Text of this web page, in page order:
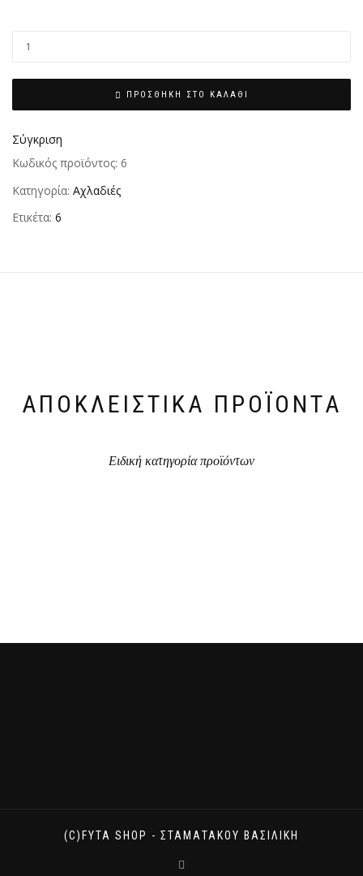
ΠΡΟΣΘΉΚΗ ΣΤΟ ΚΑΛΆΘΙ
Σύγκριση
Κωδικός προϊόντος: 6
Κατηγορία: Αχλαδιές
Ετικέτα: 6
ΑΠΟΚΛΕΙΣΤΙΚΆ ΠΡΟΪΌΝΤΑ
Ειδική κατηγορία προϊόντων
(C)FYTA SHOP - ΣΤΑΜΑΤΆΚΟΥ ΒΑΣΙΛΙΚΉ